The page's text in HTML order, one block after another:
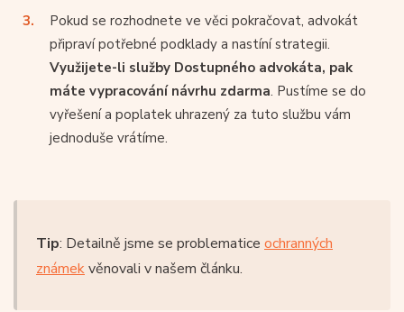
Pokud se rozhodnete ve věci pokračovat, advokát
připraví potřebné podklady a nastíní strategii.
Využijete-li služby Dostupného advokáta, pak
máte vypracování návrhu zdarma. Pustíme se do
vyřešení a poplatek uhrazený za tuto službu vám
jednoduše vrátíme.
Tip: Detailně jsme se problematice ochranných
známekvěnovali v našem článku.